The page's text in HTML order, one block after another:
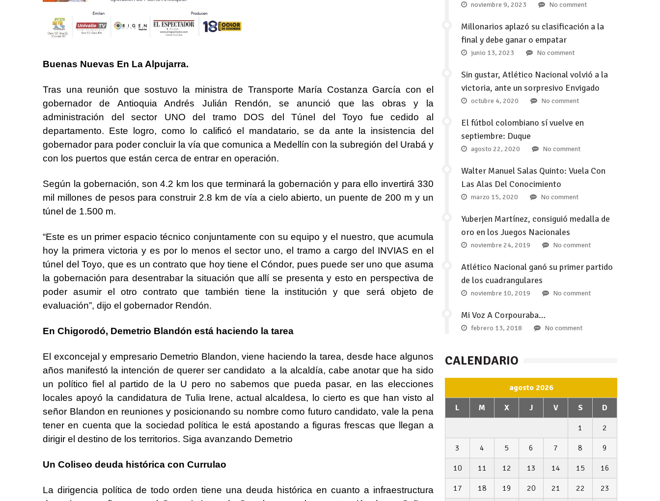
Buenas Nuevas En La Alpujarra.
Tras una reunión que sostuvo la ministra de Transporte María Costanza García con el
gobernador de Antioquia Andrés Julián Rendón, se anunció que las obras y la
administración del sector UNO del tramo DOS del Túnel del Toyo fue cedido al
departamento. Este logro, como lo calificó el mandatario, se da ante la insistencia del
gobernador para poder concluir la vía que comunica a Medellín con la subregión del Urabá y
con los puertos que están cerca de entrar en operación.
Según la gobernación, son 4.2 km los que terminará la gobernación y para ello invertirá 330
mil millones de pesos para construir 2.8 km de vía a cielo abierto, un puente de 200 m y un
túnel de 1.500 m.
“Este es un primer espacio técnico conjuntamente con su equipo y el nuestro, que acumula
hoy la primera victoria y es por lo menos el sector uno, el tramo a cargo del INVIAS en el
túnel del Toyo, que es un contrato que hoy tiene el Cóndor, pues puede ser uno que asuma
la gobernación para desentrabar la situación que allí se presenta y esto en perspectiva de
poder asumir el otro contrato que también tiene la institución y que será objeto de
evaluación”, dijo el gobernador Rendón.
En Chigorodó, Demetrio Blandón está haciendo la tarea
El exconcejal y empresario Demetrio Blandon, viene haciendo la tarea, desde hace algunos
años manifestó la intención de querer ser candidato a la alcaldía, cabe anotar que ha sido
un político fiel al partido de la U pero no sabemos que pueda pasar, en las elecciones
locales apoyó la candidatura de Tulia Irene, actual alcaldesa, lo cierto es que han visto al
señor Blandon en reuniones y posicionando su nombre como futuro candidato, vale la pena
tener en cuenta que la sociedad política le está apostando a figuras frescas que llegan a
dirigir el destino de los territorios. Siga avanzando Demetrio
Un Coliseo deuda histórica con Currulao
La dirigencia política de todo orden tiene una deuda histórica en cuanto a infraestructura
noviembre 9, 2023 No comment
Millonarios aplazó su clasificación a la
final y debe ganar o empatar
junio 13, 2023 No comment
Sin gustar, Atlético Nacional volvió a la
victoria, ante un sorpresivo Envigado
octubre 4, 2020 No comment
El fútbol colombiano sí vuelve en
septiembre: Duque
agosto 22, 2020 No comment
Walter Manuel Salas Quinto: Vuela Con
Las Alas Del Conocimiento
marzo 15, 2020 No comment
Yuberjen Martínez, consiguió medalla de
oro en los Juegos Nacionales
noviembre 24, 2019 No comment
Atlético Nacional ganó su primer partido
de los cuadrangulares
noviembre 10, 2019 No comment
Mi Voz A Corpouraba…
febrero 13, 2018 No comment
CALENDARIO
agosto 2026
L M X J V S D
1 2
3 4 5 6 7 8 9
10 11 12 13 14 15 16
17 18 19 20 21 22 23